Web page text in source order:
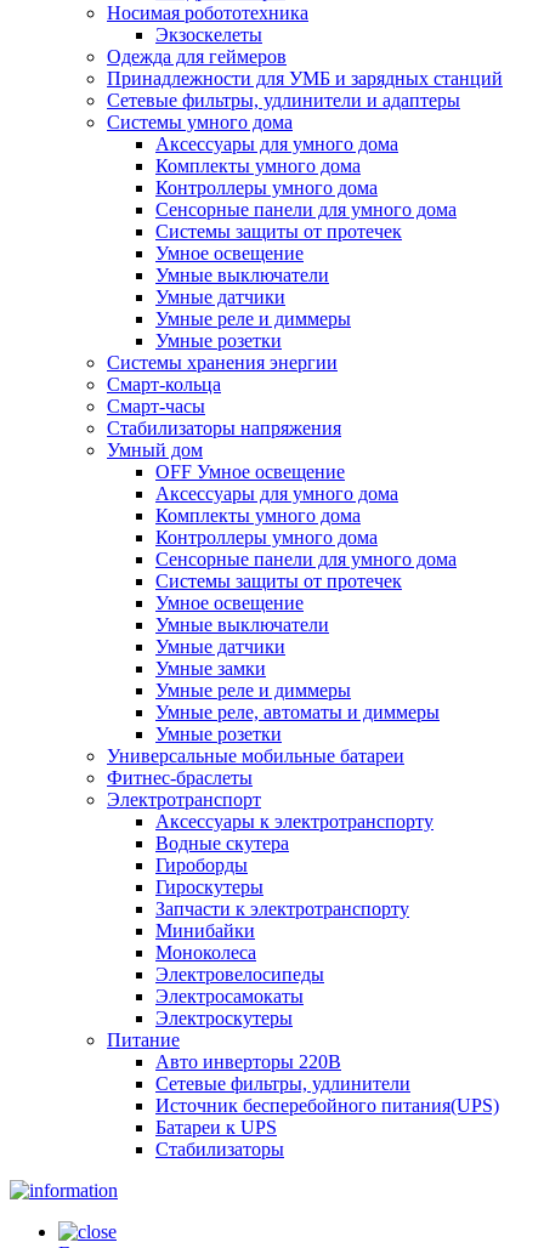
Носимая робототехника
Экзоскелеты
Одежда для геймеров
Принадлежности для УМБ и зарядных станций
Сетевые фильтры, удлинители и адаптеры
Системы умного дома
Аксессуары для умного дома
Комплекты умного дома
Контроллеры умного дома
Сенсорные панели для умного дома
Системы защиты от протечек
Умное освещение
Умные выключатели
Умные датчики
Умные реле и диммеры
Умные розетки
Системы хранения энергии
Смарт-кольца
Смарт-часы
Стабилизаторы напряжения
Умный дом
OFF Умное освещение
Аксессуары для умного дома
Комплекты умного дома
Контроллеры умного дома
Сенсорные панели для умного дома
Системы защиты от протечек
Умное освещение
Умные выключатели
Умные датчики
Умные замки
Умные реле и диммеры
Умные реле, автоматы и диммеры
Умные розетки
Универсальные мобильные батареи
Фитнес-браслеты
Электротранспорт
Аксессуары к электротранспорту
Водные скутера
Гироборды
Гироскутеры
Запчасти к электротранспорту
Минибайки
Моноколеса
Электровелосипеды
Электросамокаты
Электроскутеры
Питание
Авто инверторы 220В
Сетевые фильтры, удлинители
Источник бесперебойного питания(UPS)
Батареи к UPS
Стабилизаторы